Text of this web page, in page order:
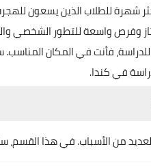
شهرة للطلاب الذين يسعون
وفرص واسعة للتطور الشخصي
فأنت في المكان
في كندا.
من الأسباب. في هذا